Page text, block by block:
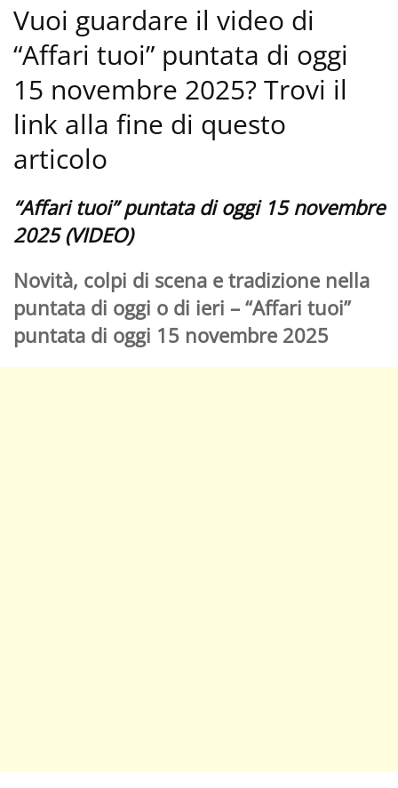
Vuoi guardare il video di
“Affari tuoi” puntata di oggi
15 novembre 2025? Trovi il
link alla fine di questo
articolo
“Affari tuoi” puntata di oggi 15 novembre
2025 (VIDEO)
Novità, colpi di scena e tradizione nella
puntata di oggi o di ieri – “Affari tuoi”
puntata di oggi 15 novembre 2025